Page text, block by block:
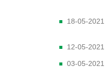
18-05-2021
12-05-2021
03-05-2021